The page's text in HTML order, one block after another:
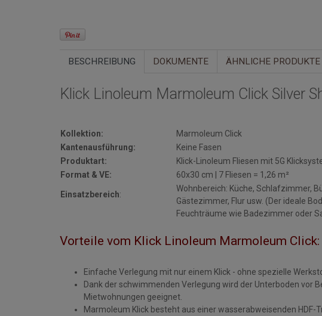
BESCHREIBUNG DOKUMENTE ÄHNLICHE PRODUKTE
Klick Linoleum Marmoleum Click Silver
Kollektion:
Marmoleum Click
Kantenausführung:
Keine Fasen
Produktart:
Klick-Linoleum Fliesen mit 5G
Format & VE:
60x30 cm | 7 Fliesen = 1,26 m²
Einsatzbereich:
Wohnbereich: Küche, Schlafzimmer,
Gästezimmer, Flur usw. (Der ideale
Feuchträume wie Badezimmer oder
Vorteile vom Klick Linoleum Marmoleum Click:
Einfache Verlegung mit nur einem Klick - ohne spezielle
Dank der schwimmenden Verlegung wird der Unterboden vor
Mietwohnungen geeignet.
Marmoleum Klick besteht aus einer wasserabweisenden